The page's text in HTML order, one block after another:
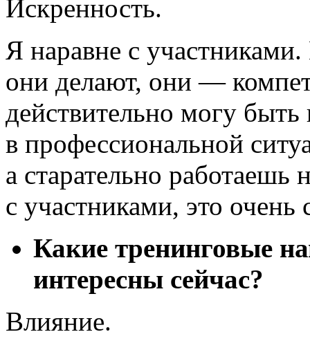
Искренность.
Я наравне с
они делают, они ―
действительно могу
в профессиональной
а старательно работаешь
с участниками, это очень
Какие тренинговые
интересны сейчас?
Влияние.